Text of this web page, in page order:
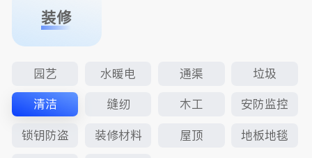
装修
园艺 水暖电 通渠 垃圾
清洁 缝纫 木工 安防监控
锁钥防盗 装修材料 屋顶 地板地毯